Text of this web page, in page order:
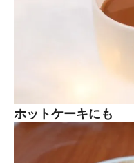
ホットケーキにも